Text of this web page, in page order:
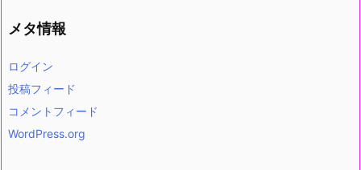
メタ情報
ログイン
投稿フィード
コメントフィード
WordPress.org